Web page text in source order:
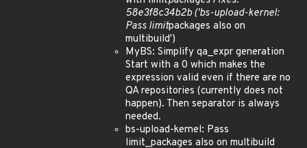
58e3f8c34b2b ('bs-upload-kernel:
Pass limitpackages also on
multibuild')
MyBS: Simplify qa_expr generation
Start with a 0 which makes the
expression valid even if there are no
QA repositories (currently does not
happen). Then separator is always
needed.
bs-upload-kernel: Pass
limit_packages also on multibuild